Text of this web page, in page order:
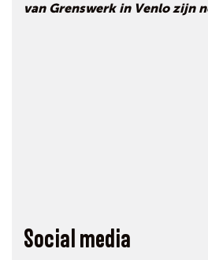
van Grenswerk in Venlo zijn
Social media